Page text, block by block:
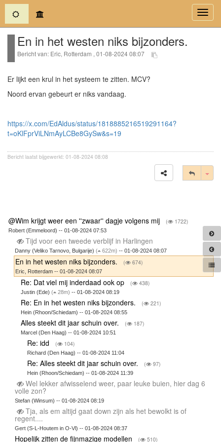
(current)
En in het westen niks bijzonders.
Bericht van: Eric, Rotterdam , 01-08-2024 08:07
Er lijkt een krul in het systeem te zitten. MCV?
Noord ervan gebeurt er niks vandaag.
https://x.com/EdAldus/status/1818885216519291164?
t=oKlFprViLNmAyLCBe8GySw&s=19
Bericht laatst bijgewerkt: 01-08-2024 08:08
@Wim krijgt weer een ''zwaar'' dagje volgens mij ( 1722)
Robert (Emmeloord) -- 01-08-2024 07:53
Tijd voor een tweede verblijf in Harlingen
Danny (Veliko Tarnovo, Bulgarije) ( 622m) -- 01-08-2024 08:07
En in het westen niks bijzonders. ( 674)
Eric, Rotterdam -- 01-08-2024 08:07
Re: Dat viel mij inderdaad ook op ( 438)
Justin (Ede)( 28m) -- 01-08-2024 08:19
Re: En in het westen niks bijzonders. ( 221)
Hein (Rhoon/Schiedam) -- 01-08-2024 08:55
Alles steekt dit jaar schuin over. ( 187)
Marcel (Den Haag) -- 01-08-2024 10:51
Re: idd ( 104)
Richard (Den Haag) -- 01-08-2024 11:04
Re: Alles steekt dit jaar schuin over. ( 97)
Hein (Rhoon/Schiedam) -- 01-08-2024 11:39
Wel lekker afwisselend weer, paar leuke buien, hier dag 6
volle zon?
Stefan (Winsum) -- 01-08-2024 08:19
Tja, als em altijd gaat down zijn als het bewolkt is of
regent....
Gert (S-L-Houtem in O-Vl) -- 01-08-2024 08:37
Hopelijk zitten de fijnmazige modellen ( 510)